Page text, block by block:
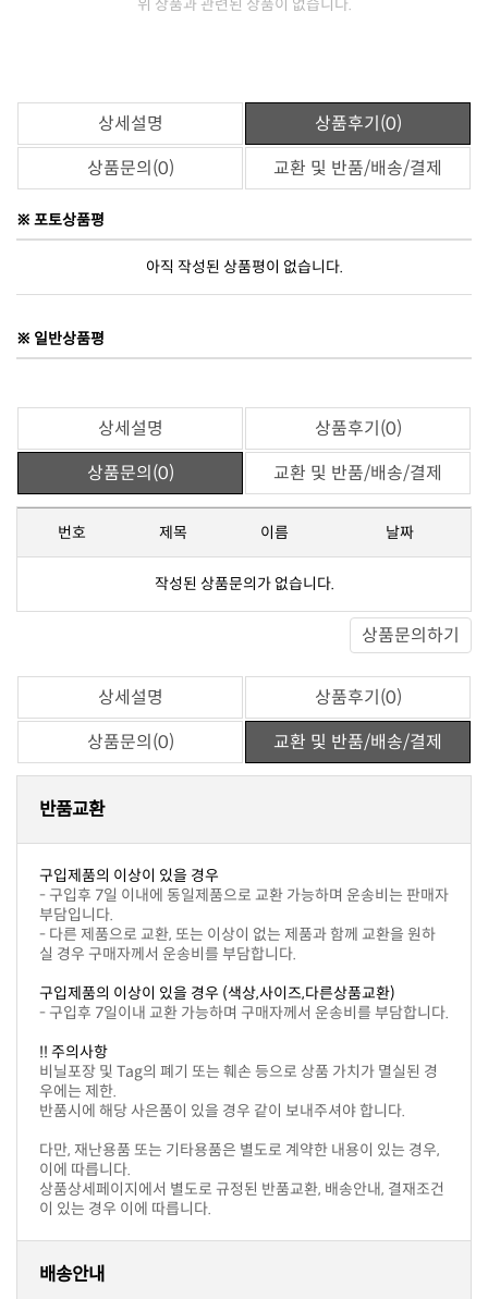
위 상품과 관련된 상품이 없습니다.
상세설명
상품후기(0)
상품문의(0)
교환 및 반품/배송/결제
※ 포토상품평
아직 작성된 상품평이 없습니다.
※ 일반상품평
상세설명
상품후기(0)
상품문의(0)
교환 및 반품/배송/결제
번호 제목 이름 날짜
작성된 상품문의가 없습니다.
상품문의하기
상세설명
상품후기(0)
상품문의(0)
교환 및 반품/배송/결제
반품교환
구입제품의 이상이 있을 경우
부담입니다.
실 경우 구매자께서 운송비를 부담합니다.
구입제품의 이상이 있을 경우 (색상,사이즈,다른상품교환)
- 구입후 7일이내 교환 가능하며 구매자께서 운송비를 부담합니다.
!! 주의사항
우에는 제한.
반품시에 해당 사은품이 있을 경우 같이 보내주셔야 합니다.
이에 따릅니다.
이 있는 경우 이에 따릅니다.
배송안내